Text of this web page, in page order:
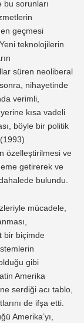
sorunları
geçmesi
teknolojilerin
süren neoliberal
nihayetinde
verimli,
kısa vadeli
böyle bir politik
özelleştirilmesi ve
getirerek ve
bulundu.
mücadele,
bir biçimde
gibi
Amerika
serdiği acı tablo,
de ifşa etti.
Amerika’yı,